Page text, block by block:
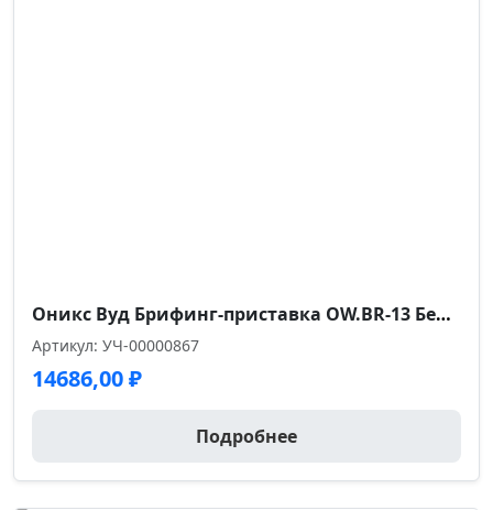
Оникс Вуд Брифинг-приставка OW.BR-13 Белый Бриллиант/Дуб Темный/Металл Антрацит 1380*720*750
Артикул: УЧ-00000867
14686,00₽
Подробнее